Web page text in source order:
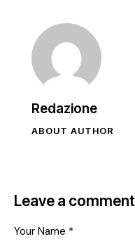
Redazione
ABOUT AUTHOR
Leave a comment